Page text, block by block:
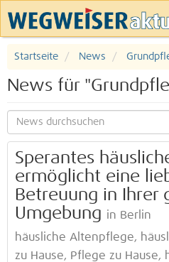
Startseite News
News für
Sperantes
ermöglicht eine
Betreuung in Ihrer
Umgebung in Berlin
häusliche Altenpflege,
zu Hause, Pflege zu Hause,